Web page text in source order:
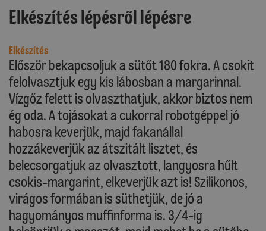
Elkészítés lépésről lépésre
Elkészítés
Először bekapcsoljuk a sütőt 180 fokra. A csokit
felolvasztjuk egy kis lábosban a margarinnal.
Vízgőz felett is olvaszthatjuk, akkor biztos nem
ég oda. A tojásokat a cukorral robotgéppel jó
habosra keverjük, majd fakanállal
hozzákeverjük az átszitált lisztet, és
belecsorgatjuk az olvasztott, langyosra hűlt
csokis-margarint, elkeverjük azt is! Szilikonos,
virágos formában is süthetjük, de jó a
hagyományos muffinforma is. 3/4-ig